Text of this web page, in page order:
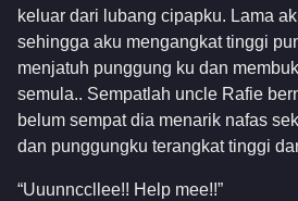
keluar dari lubang cipapku. Lama
sehingga aku mengangkat tinggi
menjatuh punggung ku dan
semula.. Sempatlah uncle Rafie
belum sempat dia menarik nafas
dan punggungku terangkat tinggi
“Uuunnccllee!! Help mee!!”